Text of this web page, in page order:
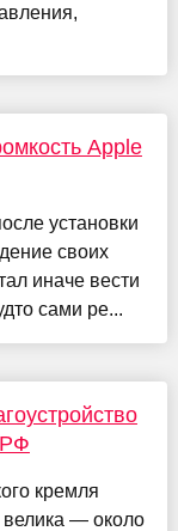
Apple
установки
своих
иначе вести
сами ре...
РФ
кремля
велика — около